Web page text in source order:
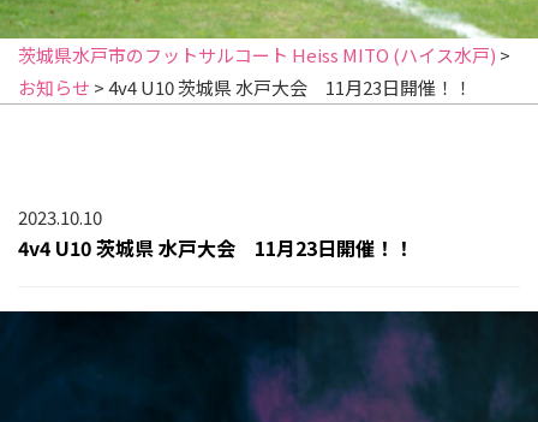
茨城県水戸市のフットサルコート Heiss MITO (ハイス水戸) >
お知らせ >4v4 U10 茨城県 水戸大会 11月23日開催！！
2023.10.10
4v4 U10 茨城県 水戸大会 11月23日開催！！